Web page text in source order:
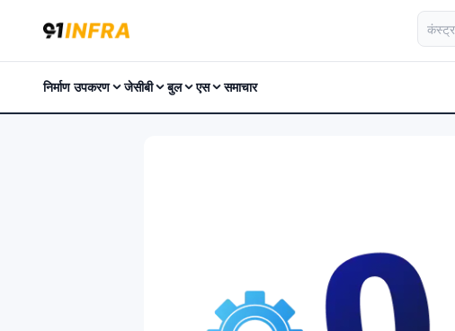
निर्माण उपकरण जेसीबी बुल एस समाचार